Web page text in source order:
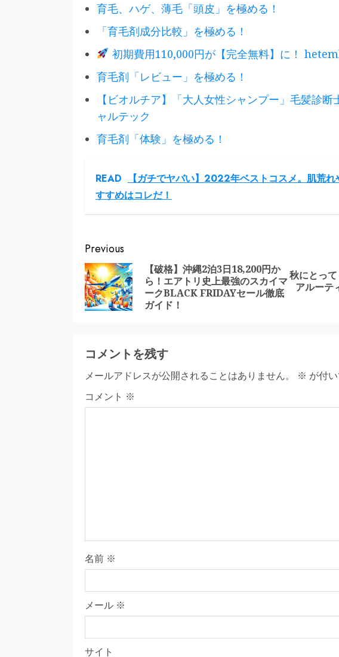
育毛、ハゲ、薄毛「頭皮」を極める！
「育毛剤成分比較」を極める！
初期費用110,000円が【完全無料】に！
育毛剤「レビュー」を極める！
【ビオルチア】「大人女性シャンプー」毛髪診
ャルテック
育毛剤「体験」を極める！
READ
【ガチでヤバい】2022年ベストコスメ。肌荒
すすめはコレだ！
Continue
Reading
Previous
Previous
【破格】沖縄2泊3日18,200円か
ら！エアトリ史上最強のスカイマ
ークBLACK FRIDAYセール徹底
ガイド！
Next
秋にとっ
アルーテ
コメントを残す
メールアドレスが公開されることはありません。 ※ が付
コメント ※
名前 ※
メール ※
サイト